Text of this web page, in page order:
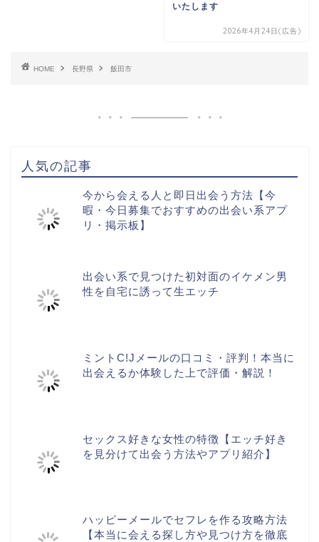
いたします
2026年4月24日(広告)
HOME 長野県 飯田市
人気の記事
今から会える人と即日出会う方法【今
暇・今日募集でおすすめの出会い系アプ
リ・掲示板】
出会い系で見つけた初対面のイケメン男
性を自宅に誘って生エッチ
ミントC!Jメールの口コミ・評判！本当に
出会えるか体験した上で評価・解説！
セックス好きな女性の特徴【エッチ好き
を見分けて出会う方法やアプリ紹介】
ハッピーメールでセフレを作る攻略方法
【本当に会える探し方や見つけ方を徹底